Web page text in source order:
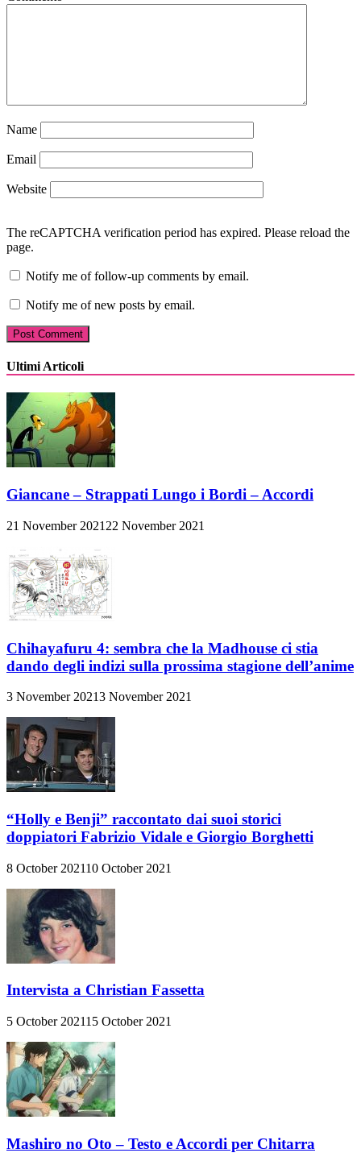
Name
Email
Website
The reCAPTCHA verification period has expired. Please reload the
page.
Notify me of follow-up comments by email.
Notify me of new posts by email.
Ultimi Articoli
Giancane – Strappati Lungo i Bordi – Accordi
21 November 2021 22 November 2021
Chihayafuru 4: sembra che la Madhouse ci stia
dando degli indizi sulla prossima stagione dell’anime
3 November 20213 November 2021
“Holly e Benji” raccontato dai suoi storici
doppiatori Fabrizio Vidale e Giorgio Borghetti
8 October 202110 October 2021
Intervista a Christian Fassetta
5 October 202115 October 2021
Mashiro no Oto – Testo e Accordi per Chitarra